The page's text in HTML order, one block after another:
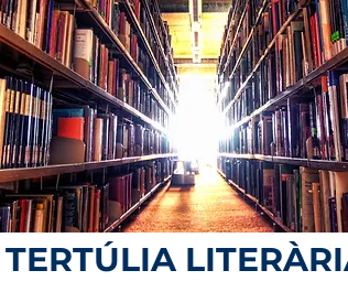
TERTÚLIA